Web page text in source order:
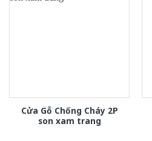
Cửa Gỗ Chống Cháy 2P
son xam trang